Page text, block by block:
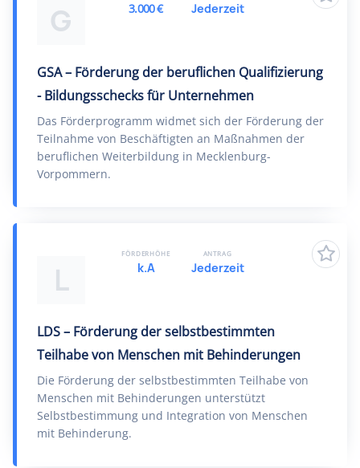
G
GSA – Förderung der beruflichen Qualifizierung
- Bildungsschecks für Unternehmen
Das Förderprogramm widmet sich der Förderung der
Teilnahme von Beschäftigten an Maßnahmen der
beruflichen Weiterbildung in Mecklenburg-
Vorpommern.
3.000 € Jederzeit
L
LDS – Förderung der selbstbestimmten
Teilhabe von Menschen mit Behinderungen
Die Förderung der selbstbestimmten Teilhabe von
Menschen mit Behinderungen unterstützt
Selbstbestimmung und Integration von Menschen
mit Behinderung.
FÖRDERHÖHE
k.A
ANTRAG
Jederzeit